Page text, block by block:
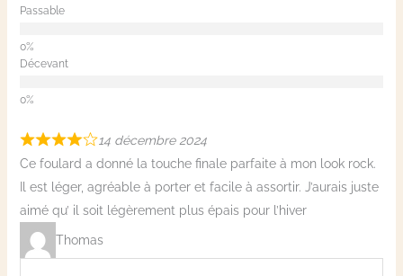
Passable
Décevant
14 décembre 2024
Ce foulard a donné la touche finale parfaite à mon look rock.
Il est léger, agréable à porter et facile à assortir. J’aurais juste
aimé qu’ il soit légèrement plus épais pour l’hiver
Thomas